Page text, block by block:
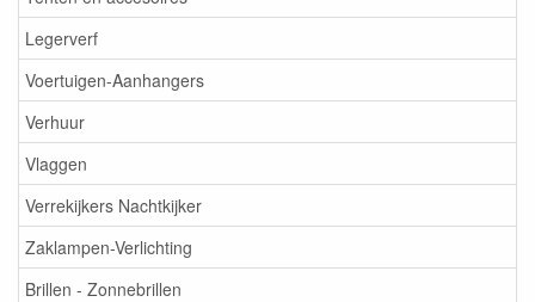
Legerverf
Voertuigen-Aanhangers
Verhuur
Vlaggen
Verrekijkers Nachtkijker
Zaklampen-Verlichting
Brillen - Zonnebrillen